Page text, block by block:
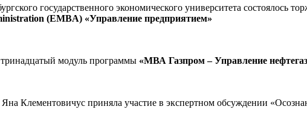
государственного экономического университета состоялось
(EMBA) «Управление предприятием»
модуль программы «МВА Газпром – Управление
приняла участие в экспертном обсуждении